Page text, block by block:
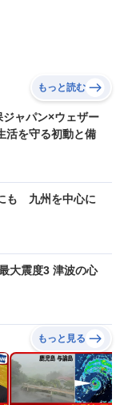
もっと読む
ジャパン×ウェザー
を守る初動と備
も 九州を中心に
大震度3 津波の心
もっと見る